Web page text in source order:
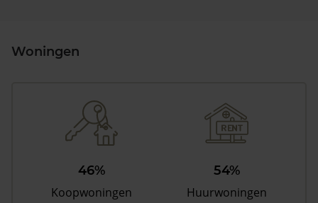
Woningen
46%
Koopwoningen
54%
Huurwoningen